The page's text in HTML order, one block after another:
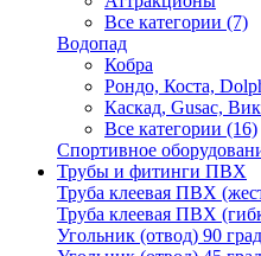
Все категории (7)
Водопад
Кобра
Рондо, Коста,
Каскад, Gusac,
Все категории (16)
Спортивное
Трубы и фитинги ПВХ
Труба клеевая ПВХ
Труба клеевая ПВХ
Угольник (отвод) 90